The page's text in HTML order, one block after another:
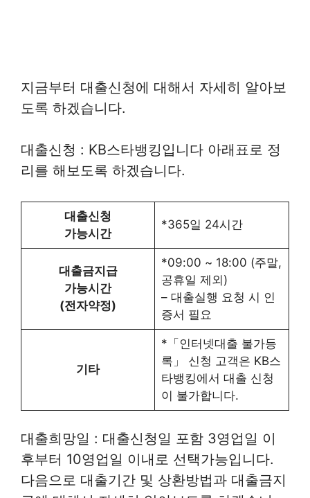
지금부터 대출신청에 대해서 자세히 알아보
도록 하겠습니다.
대출신청 : KB스타뱅킹입니다 아래표로 정
리를 해보도록 하겠습니다.
대출신청
가능시간
*365일 24시간
대출금지급
가능시간
(전자약정)
*09:00 ~ 18:00 (주말,
공휴일 제외)
– 대출실행 요청 시 인
증서 필요
기타
*「인터넷대출 불가등
록」 신청 고객은 KB스
타뱅킹에서 대출 신청
이 불가합니다.
대출희망일 : 대출신청일 포함 3영업일 이
후부터 10영업일 이내로 선택가능입니다.
다음으로 대출기간 및 상환방법과 대출금지